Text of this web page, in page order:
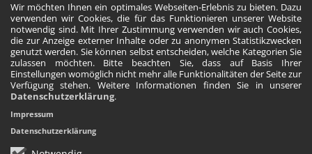
Wir möchten Ihnen ein optimales Webseiten-Erlebnis zu bieten. Dazu
verwenden wir Cookies, die für das Funktionieren unserer Website
notwendig sind. Mit Ihrer Zustimmung verwenden wir auch Cookies,
die zur Anzeige externer Inhalte oder zu anonymen Statistikzwecken
genutzt werden. Sie können selbst entscheiden, welche Kategorien Sie
zulassen möchten. Bitte beachten Sie, dass auf Basis Ihrer
Einstellungen womöglich nicht mehr alle Funktionalitäten der Seite zur
Verfügung stehen. Weitere Informationen finden Sie in unserer
Datenschutzerklärung.
Impressum
Datenschutzerklärung